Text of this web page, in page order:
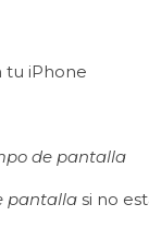
iPhone
de pantalla
pantallasi no